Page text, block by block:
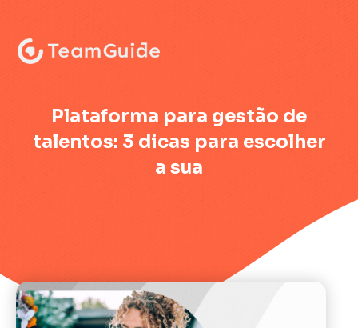
Plataforma para gestão de
talentos: 3 dicas para escolher
a sua